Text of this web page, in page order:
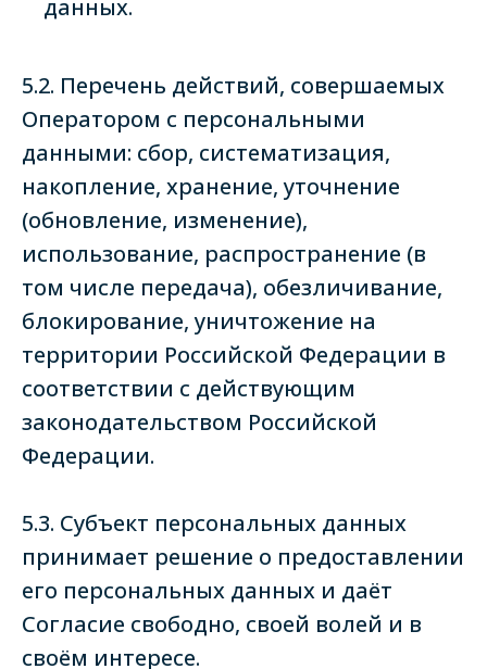
данных.
5.2. Перечень действий, совершаемых
Оператором с персональными
данными: сбор, систематизация,
накопление, хранение, уточнение
(обновление, изменение),
использование, распространение (в
том числе передача), обезличивание,
блокирование, уничтожение на
территории Российской Федерации в
соответствии с действующим
законодательством Российской
Федерации.
5.3. Субъект персональных данных
принимает решение о предоставлении
его персональных данных и даёт
Согласие свободно, своей волей и в
своём интересе.